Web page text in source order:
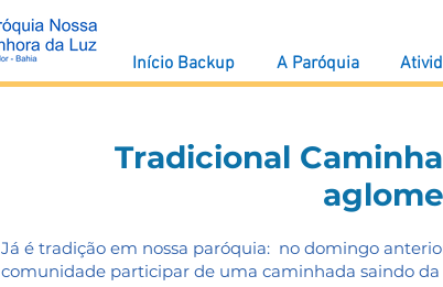
Início Backup A Paróquia
Tradicional
Já é tradição em nossa paróquia: no domingo
comunidade participar de uma caminhada saindo